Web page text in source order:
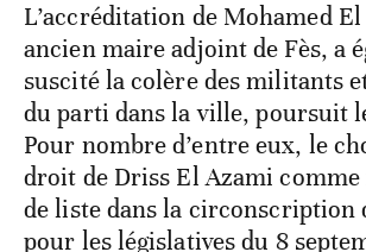
L’accréditation de Mohamed
ancien maire adjoint de Fès, a
suscité la colère des militants
du parti dans la ville, poursuit
Pour nombre d’entre eux, le
droit de Driss El Azami
de liste dans la circonscription
pour les législatives du 8